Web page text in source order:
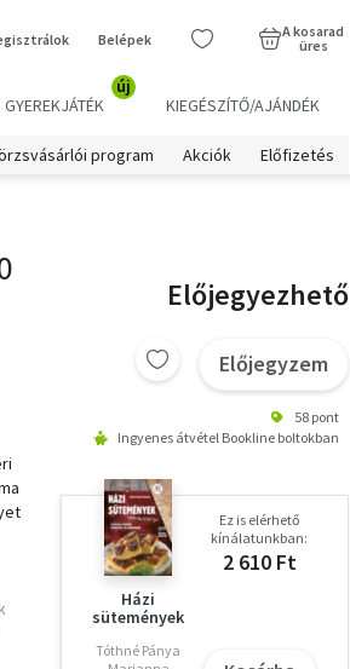
Belépek
A kosarad
üres
GYEREKJÁTÉK
új
KIEGÉSZÍTŐ/AJÁNDÉK
program Akciók Előfizetés
Előjegyezhető
Előjegyzem
58 pont
Ingyenes átvétel Bookline boltokban
Házi
sütemények
Tóthné Pánya
Ez is elérhető
kínálatunkban:
2 610 Ft